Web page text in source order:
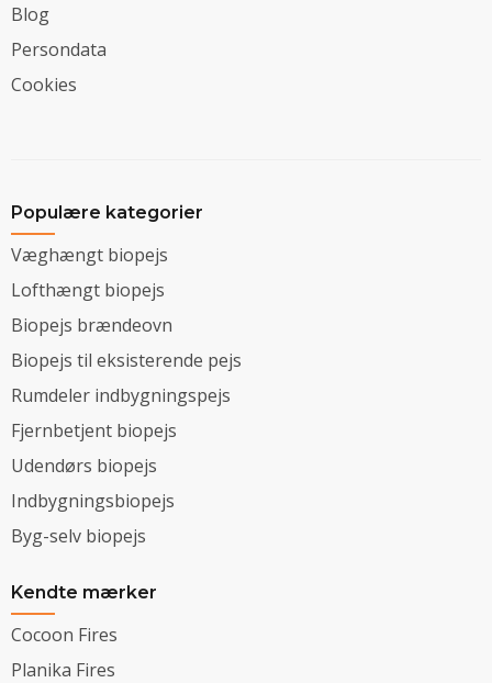
Blog
Persondata
Cookies
Populære kategorier
Væghængt biopejs
Lofthængt biopejs
Biopejs brændeovn
Biopejs til eksisterende pejs
Rumdeler indbygningspejs
Fjernbetjent biopejs
Udendørs biopejs
Indbygningsbiopejs
Byg-selv biopejs
Kendte mærker
Cocoon Fires
Planika Fires